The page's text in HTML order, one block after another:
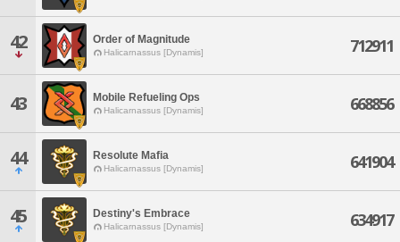
42 Order of Magnitude
Halicarnassus [Dynamis] 712911
43 Mobile Refueling Ops
Halicarnassus [Dynamis] 668856
44 Resolute Mafia
Halicarnassus [Dynamis] 641904
45 Destiny's Embrace
Halicarnassus [Dynamis] 634917